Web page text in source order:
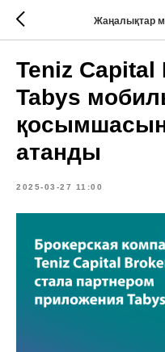
Жаңалықтар
Teniz Capital
Tabys
атанды
2025-03-27 11:00